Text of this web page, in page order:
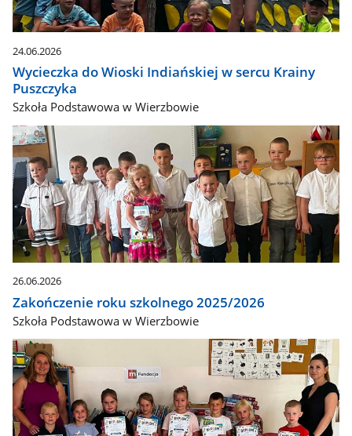
24.06.2026
Wycieczka do Wioski Indiańskiej w sercu Krainy
Puszczyka
Szkoła Podstawowa w Wierzbowie
26.06.2026
Zakończenie roku szkolnego 2025/2026
Szkoła Podstawowa w Wierzbowie